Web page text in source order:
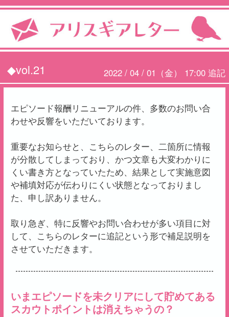
◆vol.21 2022 / 04 / 01（金） 17:00 追記
エピソード報酬リニューアルの件、多数のお問い合
わせや反響をいただいております。
重要なお知らせと、こちらのレター、二箇所に情報
が分散してしまっており、かつ文章も大変わかりに
くい書き方となっていたため、結果として実施意図
や補填対応が伝わりにくい状態となっておりまし
た、申し訳ありません。
取り急ぎ、特に反響やお問い合わせが多い項目に対
して、こちらのレターに追記という形で補足説明を
させていただきます。
いまエピソードを未クリアにして貯めてある
スカウトポイントは消えちゃうの？